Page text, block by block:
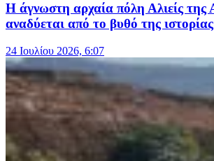
Η άγνωστη αρχαία πόλη Αλιείς της
αναδύεται από το βυθό της ιστορίας
24 Ιουλίου 2026, 6:07